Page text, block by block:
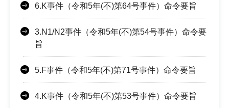
6.K事件（令和5年(不)第64号事件）命令要旨
3.N1/N2事件（令和5年(不)第54号事件）命令要
旨
5.F事件（令和5年(不)第71号事件）命令要旨
4.K事件（令和5年(不)第53号事件）命令要旨